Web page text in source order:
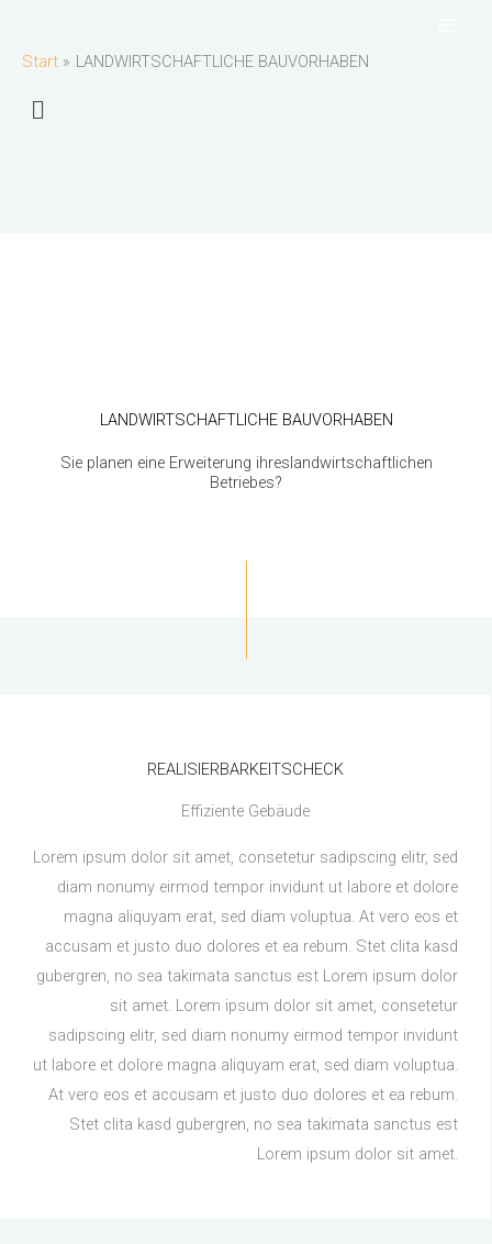
springen
Start LANDWIRTSCHAFTLICHE BAUVORHABEN
Menü
LANDWIRTSCHAFTLICHE BAUVORHABEN
Sie planen eine Erweiterung ihreslandwirtschaftlichen
Betriebes?
REALISIERBARKEITSCHECK
Effiziente Gebäude
Lorem ipsum dolor sit amet, consetetur sadipscing elitr, sed
diam nonumy eirmod tempor invidunt ut labore et dolore
magna aliquyam erat, sed diam voluptua. At vero eos et
accusam et justo duo dolores et ea rebum. Stet clita kasd
gubergren, no sea takimata sanctus est Lorem ipsum dolor
sit amet. Lorem ipsum dolor sit amet, consetetur
sadipscing elitr, sed diam nonumy eirmod tempor invidunt
ut labore et dolore magna aliquyam erat, sed diam voluptua.
At vero eos et accusam et justo duo dolores et ea rebum.
Stet clita kasd gubergren, no sea takimata sanctus est
Lorem ipsum dolor sit amet.